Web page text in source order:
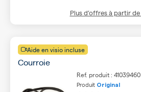
Plus d’offres à partir de
Aide en visio incluse
Courroie
Ref. produit : 41039460
Produit Original